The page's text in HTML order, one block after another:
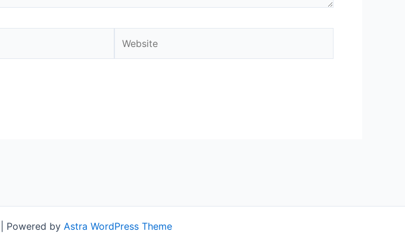
Powered by Astra WordPress Theme